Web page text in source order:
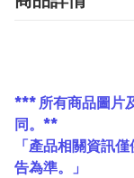
*** 所有商品圖片
同。**
「產品相關資訊
告為準。」